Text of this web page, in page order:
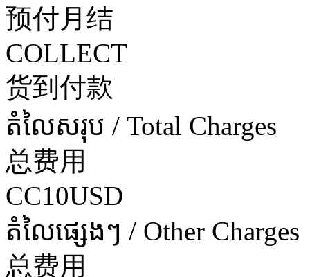
预付月结
COLLECT
货到付款
តំលៃសរុប / Total Charges
总费用
CC10USD
តំលៃផ្សេងៗ / Other Charges
总费用